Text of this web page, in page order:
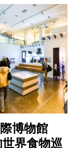
博物館
界食物巡